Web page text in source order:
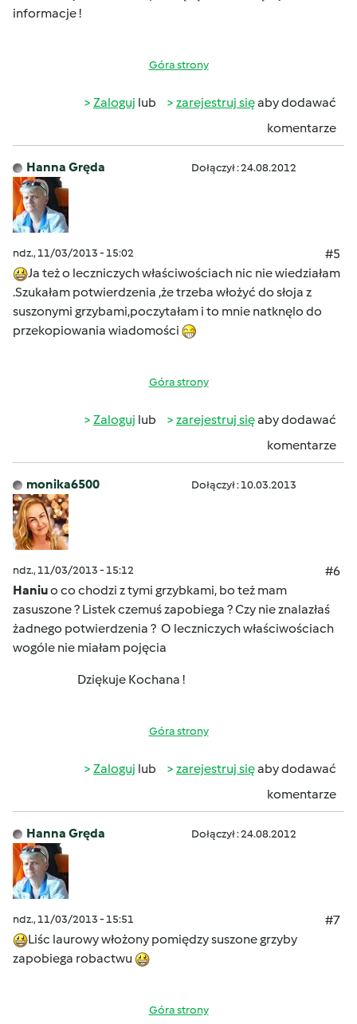
informacje !
Góra strony
Zaloguj lub zarejestruj sięaby dodawać
komentarze
Hanna Gręda Dołączył : 24.08.2012
ndz., 11/03/2013 - 15:02
#5
Ja też o leczniczych właściwościach nic nie wiedziałam
.Szukałam potwierdzenia ,że trzeba włożyć do słoja z
suszonymi grzybami,poczytałam i to mnie natknęlo do
przekopiowania wiadomości
Góra strony
Zaloguj lub zarejestruj sięaby dodawać
komentarze
monika6500 Dołączył : 10.03.2013
ndz., 11/03/2013 - 15:12
#6
Haniuo co chodzi z tymi grzybkami, bo też mam
zasuszone ? Listek czemuś zapobiega ? Czy nie znalazłaś
żadnego potwierdzenia ? O leczniczych właściwościach
wogóle nie miałam pojęcia
Dziękuje Kochana !
Góra strony
Zaloguj lub zarejestruj sięaby dodawać
komentarze
Hanna Gręda Dołączył : 24.08.2012
ndz., 11/03/2013 - 15:51
#7
Liśc laurowy włożony pomiędzy suszone grzyby
zapobiega robactwu
Góra strony